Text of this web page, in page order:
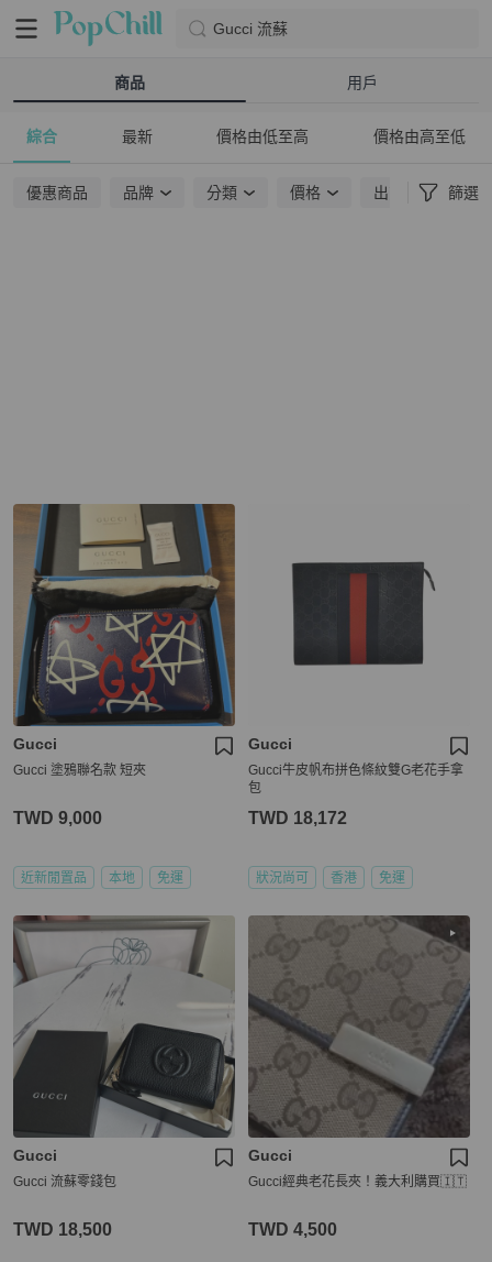
Gucci 流蘇
商品 用戶
綜合 最新 價格由低至高 價格由高至低
優惠商品 品牌 分類 價格 出貨地點 篩選
Gucci
Gucci 塗鴉聯名款 短夾
TWD 9,000
近新閒置品 本地 免運
Gucci
Gucci牛皮帆布拼色條紋雙G老花手拿
包
TWD 18,172
狀況尚可 香港 免運
Gucci
Gucci 流蘇零錢包
TWD 18,500
Gucci
Gucci經典老花長夾！義大利購買🇮🇹
TWD 4,500